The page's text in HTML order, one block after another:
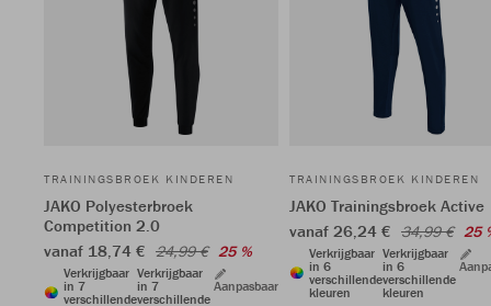
TRAININGSBROEK KINDEREN
JAKO Polyesterbroek
Competition 2.0
vanaf 18,74 € 24,99 € 25 %
Verkrijgbaar
in 7
verschillende
Verkrijgbaar
in 7
verschillende
Aanpasbaar
TRAININGSBROEK KINDEREN
JAKO Trainingsbroek Active
vanaf 26,24 € 34,99 € 25
Verkrijgbaar
in 6
verschillende
kleuren
Verkrijgbaar
in 6
verschillende
kleuren